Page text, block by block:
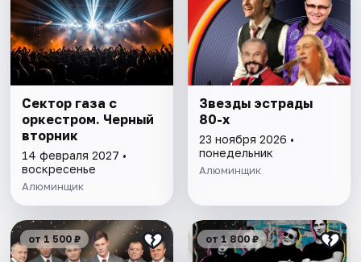
Сектор газа с
оркестром. Черный
вторник
14 февраля 2027 •
воскресенье
Алюминщик
Звезды эстрады
80-х
23 ноября 2026 •
понедельник
Алюминщик
от 1 500 ₽ от 1 800 ₽